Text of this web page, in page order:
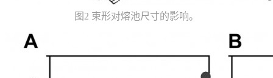
图2 束形对熔池尺寸的影响。